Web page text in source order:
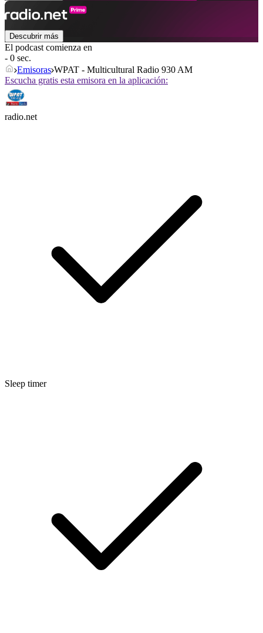
Descubrir más
El podcast comienza en
- 0 sec.
Emisoras WPAT - Multicultural Radio 930 AM
Escucha gratis esta emisora en la aplicación:
radio.net
Sleep timer